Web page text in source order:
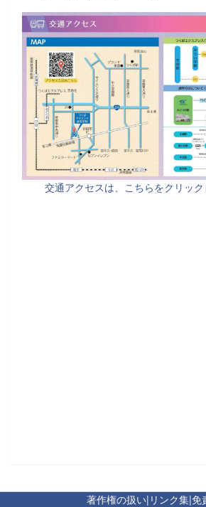
交通アクセスは、こちらをクリック
著作権の扱い| リンク集|免